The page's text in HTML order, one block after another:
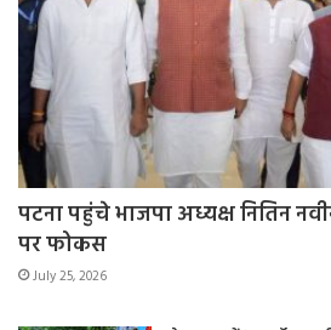
पटना पहुंचे भाजपा अध्यक्ष नितिन
पर फोकस
July 25, 2026